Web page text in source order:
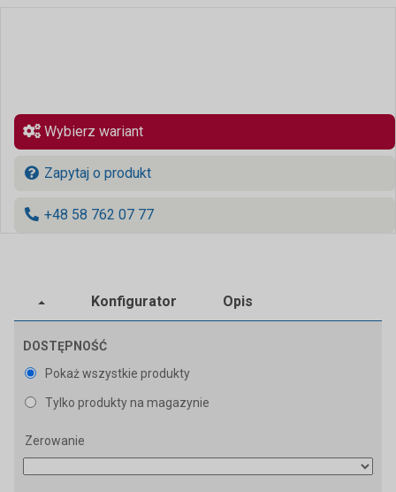
Wybierz wariant
Zapytaj o produkt
+48 58 762 07 77
Konfigurator Opis
DOSTĘPNOŚĆ
Pokaż wszystkie produkty
Tylko produkty na magazynie
Zerowanie